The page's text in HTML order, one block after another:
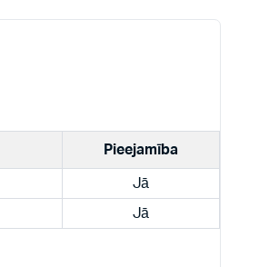
Pieejamība
Jā
Jā